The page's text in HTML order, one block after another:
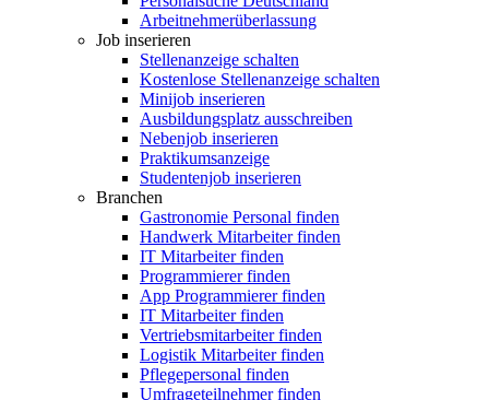
Arbeitnehmerüberlassung
Job inserieren
Stellenanzeige schalten
Kostenlose Stellenanzeige schalten
Minijob inserieren
Ausbildungsplatz ausschreiben
Nebenjob inserieren
Praktikumsanzeige
Studentenjob inserieren
Branchen
Gastronomie Personal finden
Handwerk Mitarbeiter finden
IT Mitarbeiter finden
Programmierer finden
App Programmierer finden
IT Mitarbeiter finden
Vertriebsmitarbeiter finden
Logistik Mitarbeiter finden
Pflegepersonal finden
Umfrageteilnehmer finden